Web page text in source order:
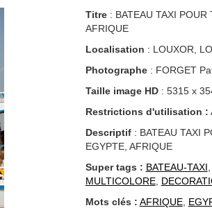
Titre: BATEAU TAXI POUR
AFRIQUE
Localisation : LOUXOR,
Photographe: FORGET
Taille image HD: 5315 x
Restrictions d'utilisation :
Descriptif: BATEAU TAXI
EGYPTE, AFRIQUE
Super tags : BATEAU-TAXI
MULTICOLORE,
Mots clés : AFRIQUE,